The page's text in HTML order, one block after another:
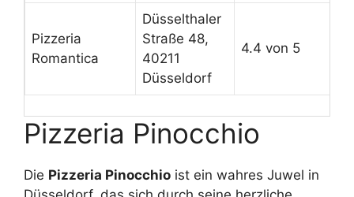
Pizzeria
Romantica
Düsselthaler
Straße 48,
40211
Düsseldorf
4.4 von 5
Pizzeria Pinocchio
Die Pizzeria Pinocchio ist ein wahres Juwel in